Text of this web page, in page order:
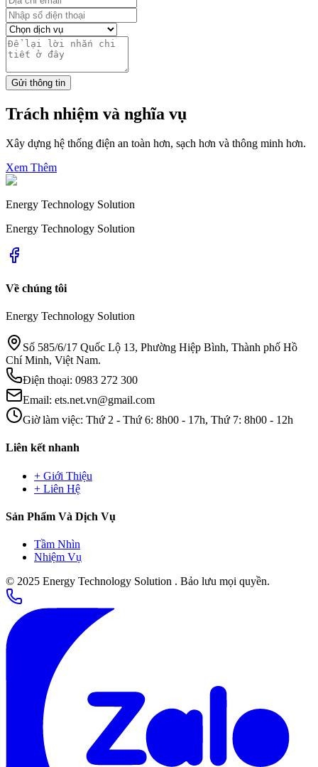
Gửi thông tin
Trách nhiệm và nghĩa vụ
Xây dựng hệ thống điện an toàn hơn, sạch hơn và thông minh hơn.
Xem Thêm
Energy Technology Solution
Energy Technology Solution
Về chúng tôi
Energy Technology Solution
Số 585/6/17 Quốc Lộ 13, Phường Hiệp Bình, Thành phố Hồ
Chí Minh, Việt Nam.
Điện thoại: 0983 272 300
Email: ets.net.vn@gmail.com
Giờ làm việc: Thứ 2 - Thứ 6: 8h00 - 17h, Thứ 7: 8h00 - 12h
Liên kết nhanh
+ Giới Thiệu
+ Liên Hệ
Sản Phẩm Và Dịch Vụ
Tầm Nhìn
Nhiệm Vụ
© 2025 Energy Technology Solution . Bảo lưu mọi quyền.